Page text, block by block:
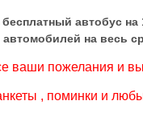
автобус
автомобилей на весь
ваши пожелания и
, поминки и